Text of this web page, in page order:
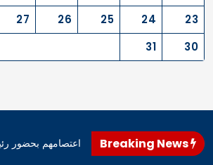
23
24
25
26
27
30
31
محافظ المثنى، اليوم، إنهاء اعتصامهم